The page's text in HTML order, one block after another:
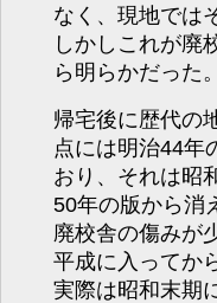
なく、現地では
しかしこれが廃
ら明らかだった。
帰宅後に歴代の
点には明治44年
おり、それは昭
50年の版から消
廃校舎の傷みが
平成に入ってか
実際は昭和末期